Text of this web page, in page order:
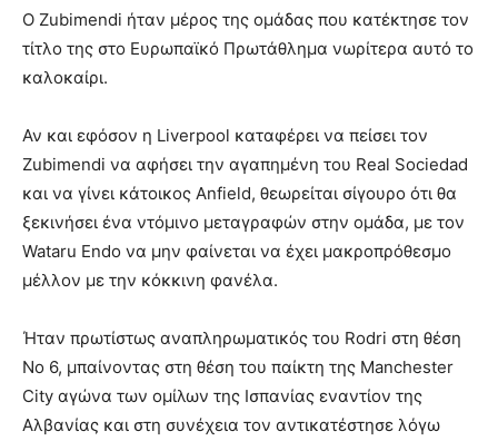
Ο Zubimendi ήταν μέρος της ομάδας που κατέκτησε τον
τίτλο της στο Ευρωπαϊκό Πρωτάθλημα νωρίτερα αυτό το
καλοκαίρι.
Αν και εφόσον η Liverpool καταφέρει να πείσει τον
Zubimendi να αφήσει την αγαπημένη του Real Sociedad
και να γίνει κάτοικος Anfield, θεωρείται σίγουρο ότι θα
ξεκινήσει ένα ντόμινο μεταγραφών στην ομάδα, με τον
Wataru Endo να μην φαίνεται να έχει μακροπρόθεσμο
μέλλον με την κόκκινη φανέλα.
Ήταν πρωτίστως αναπληρωματικός του Rodri στη θέση
Νο 6, μπαίνοντας στη θέση του παίκτη της Manchester
City αγώνα των ομίλων της Ισπανίας εναντίον της
Αλβανίας και στη συνέχεια τον αντικατέστησε λόγω